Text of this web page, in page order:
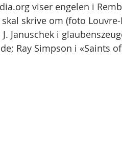
viser engelen i
skrive om (foto
Januschek i
Ray Simpson i «Saints